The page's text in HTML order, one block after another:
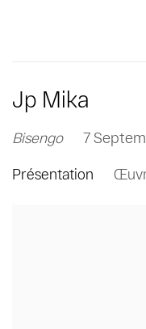
Jp Mika
Bisengo 7
Présentation